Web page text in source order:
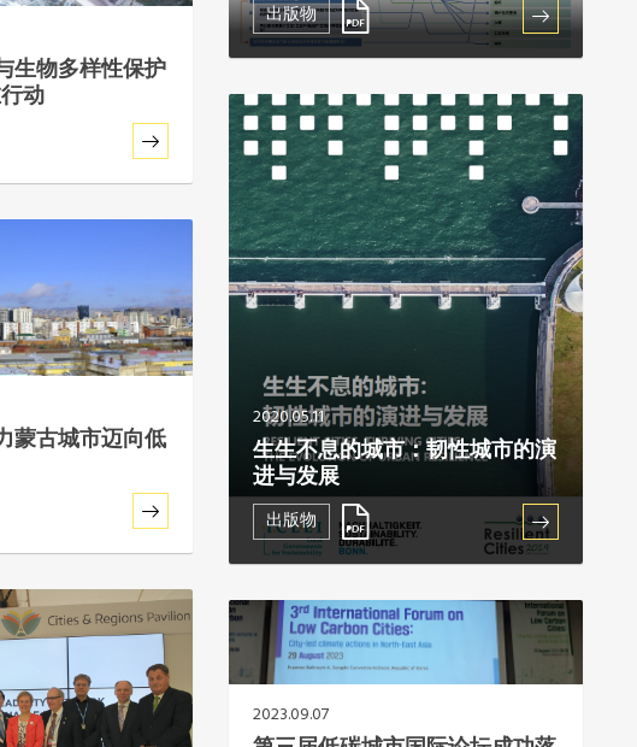
生物多样性保护
动
出版物
2020.05.11
生生不息的城市：韧性城市的演
进与发展
出版物
蒙古城市迈向低
2023.09.07